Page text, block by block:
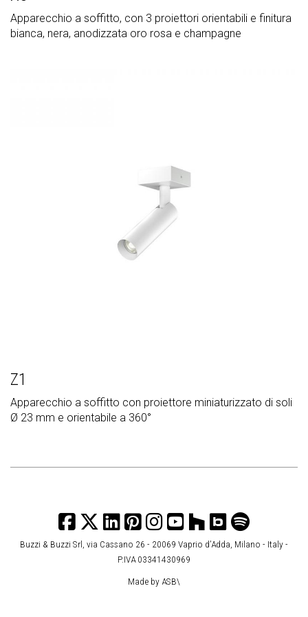
Apparecchio a soffitto, con 3 proiettori orientabili e finitura
bianca, nera, anodizzata oro rosa e champagne
Z1
Apparecchio a soffitto con proiettore miniaturizzato di soli
Ø 23 mm e orientabile a 360°
Buzzi & Buzzi Srl, via Cassano 26 - 20069 Vaprio d’Adda, Milano - Italy -
P.IVA 03341430969
Made by ASB\